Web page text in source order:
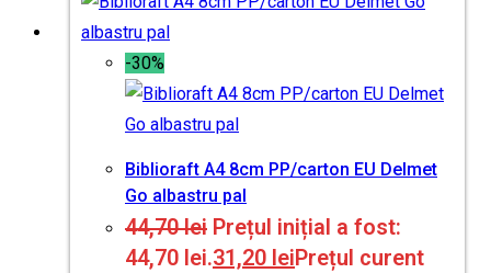
-30%
Biblioraft A4 8cm PP/carton EU Delmet
Go albastru pal
44,70lei Prețul inițial a fost:
44,70 lei.31,20 leiPrețul curent